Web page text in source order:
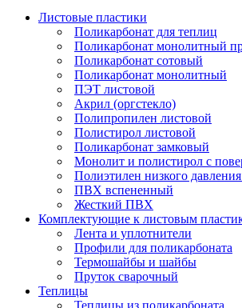
Листовые пластики
Поликарбонат для теплиц
Поликарбонат монолитный
Поликарбонат сотовый
Поликарбонат монолитный
ПЭТ листовой
Акрил (оргстекло)
Полипропилен листовой
Полистирол листовой
Поликарбонат замковый
Монолит и полистирол с
Полиэтилен низкого
ПВХ вспененный
Жесткий ПВХ
Комплектующие к листовым
Лента и уплотнители
Профили для поликарбоната
Термошайбы и шайбы
Пруток сварочный
Теплицы
Теплицы из поликарбоната